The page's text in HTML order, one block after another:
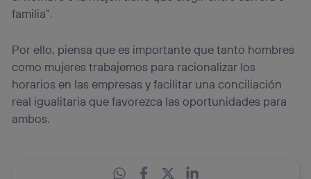
familia”.
Por ello, piensa que es importante que tanto hombres
como mujeres trabajemos para racionalizar los
horarios en las empresas y facilitar una conciliación
real igualitaria que favorezca las oportunidades para
ambos.